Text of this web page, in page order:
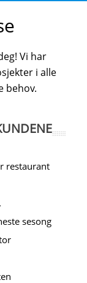
Vi har
i alle
behov.
restaurant
sesong